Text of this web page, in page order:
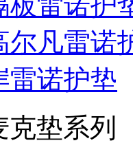
尔凡雷诺
雷诺护垫
克垫系列